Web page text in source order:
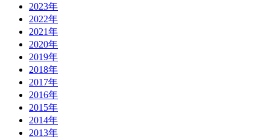
2023年
2022年
2021年
2020年
2019年
2018年
2017年
2016年
2015年
2014年
2013年